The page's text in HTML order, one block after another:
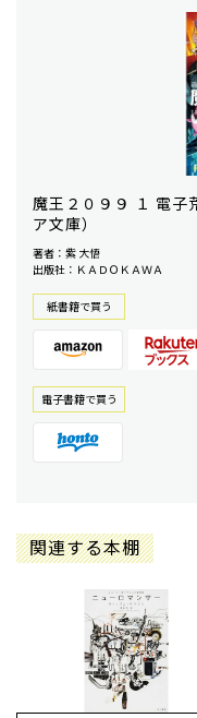
魔王２０９９ １ 電子
ア文庫）
著者：紫 大悟
出版社：ＫＡＤＯＫＡＷＡ
紙書籍で買う
電⼦書籍で買う
関連する本棚